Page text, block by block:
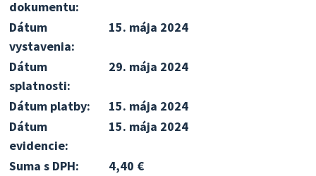
dokumentu:
Dátum
vystavenia:
15. mája 2024
Dátum
splatnosti:
29. mája 2024
Dátum platby:
15. mája 2024
Dátum
evidencie:
15. mája 2024
Suma s DPH:
4,40 €